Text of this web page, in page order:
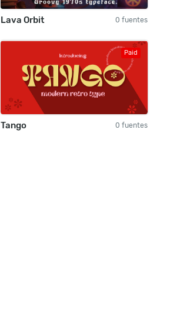
Lava Orbit 0 fuentes
Paid
Tango 0 fuentes